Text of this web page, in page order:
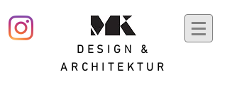
DESIGN &
ARCHITEKTUR